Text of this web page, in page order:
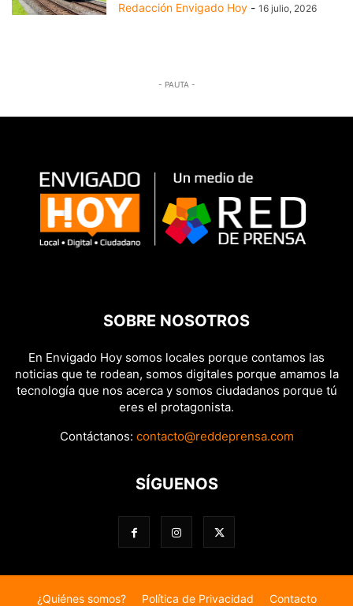
Redacción Envigado Hoy - 16 julio, 2026
- PAUTA -
SOBRE NOSOTROS
En Envigado Hoy somos locales porque contamos las
noticias que te rodean, somos digitales porque amamos la
tecnología que nos acerca y somos ciudadanos porque tú
eres el protagonista.
Contáctanos: contacto@reddeprensa.com
SÍGUENOS
¿Quiénes somos? Política de Privacidad Contacto